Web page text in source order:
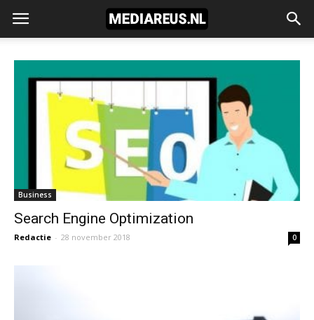
Business
Search Engine Optimization
Redactie - 28 november 2018 0